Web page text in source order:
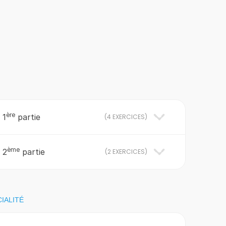
ère partie (4 EXERCICES)
2ème partie (2 EXERCICES)